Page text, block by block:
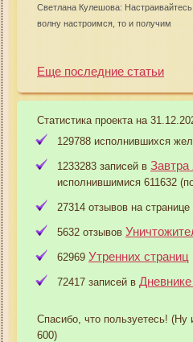
Светлана Кулешова:
волну настроимся, то и получим
Еще последние статьи
Статистика проекта на
129788 исполнившихся
1233283 записей в Завтра
исполнившимися 611632
27314 отзывов на странице
5632 отзывов
62969 Утренних страниц
72417 записей в
Спасибо, что пользуетесь! (Ну
600)